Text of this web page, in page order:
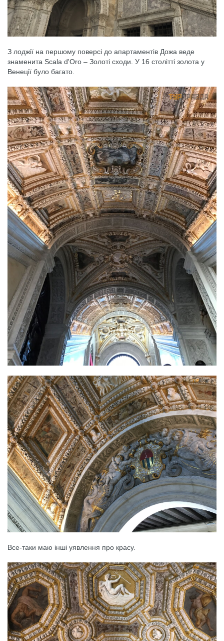
З лоджії на першому поверсі до апартаментів Дожа веде
знаменита Scala d'Oro – Золоті сходи. У 16 столітті золота у
Венеції було багато.
Все-таки маю інші уявлення про красу.